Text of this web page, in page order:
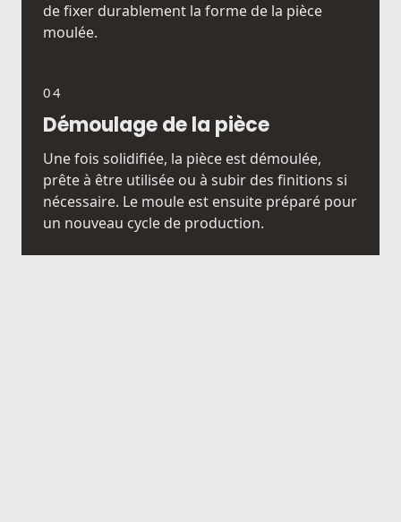
de fixer durablement la forme de la pièce
moulée.
04
Démoulage de la pièce
Une fois solidifiée, la pièce est démoulée,
prête à être utilisée ou à subir des finitions si
nécessaire. Le moule est ensuite préparé pour
un nouveau cycle de production.